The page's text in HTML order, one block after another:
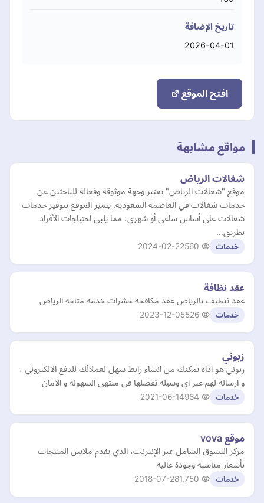
تاريخ الإضافة
2026-04-01
افتح الموقع
مواقع مشابهة
شغالات الرياض
موقع "شغالات الرياض" يعتبر وجهة موثوقة وفعالة للباحثين عن
خدمات شغالات في العاصمة السعودية. يتميز الموقع بتوفير خدمات
شغالات على أساس ساعي أو شهري، مما يلبي احتياجات الأفراد
بطريق…
خدمات 2024-02-22
عقد نظافة
عقد تنظيف بالرياض عقد مكافحة حشرات خدمة متاحة الرياض
خدمات 2023-12-05
زبوني
زبوني هو اداة تمكنك من انشاء رابط سهل لعملائك للدفع الالكتروني ،
و ارسالة لهم عبر اي وسيلة تفضلها في منتهى السهولة و الامان
خدمات 2021-06-14
موقع vova
مركز التسوق الشامل عبر الإنترنت، الذي يقدم ملايين المنتجات
بأسعار مناسبة وجودة عالية
خدمات 2018-07-28